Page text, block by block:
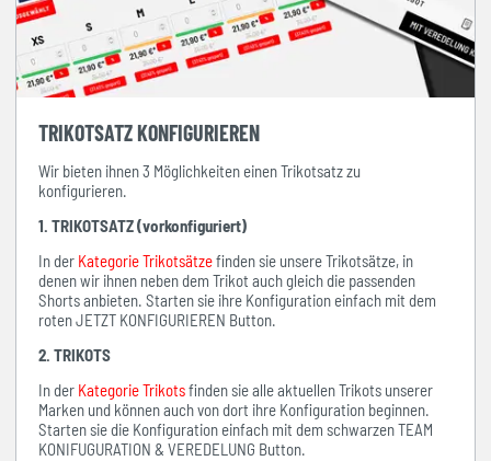
TRIKOTSATZ KONFIGURIEREN
Wir bieten ihnen 3 Möglichkeiten einen Trikotsatz zu
konfigurieren.
1. TRIKOTSATZ (vorkonfiguriert)
In der Kategorie Trikotsätzefinden sie unsere Trikotsätze, in
denen wir ihnen neben dem Trikot auch gleich die passenden
Shorts anbieten. Starten sie ihre Konfiguration einfach mit dem
roten JETZT KONFIGURIEREN Button.
2. TRIKOTS
In der Kategorie Trikotsfinden sie alle aktuellen Trikots unserer
Marken und können auch von dort ihre Konfiguration beginnen.
Starten sie die Konfiguration einfach mit dem schwarzen TEAM
KONIFUGURATION & VEREDELUNG Button.